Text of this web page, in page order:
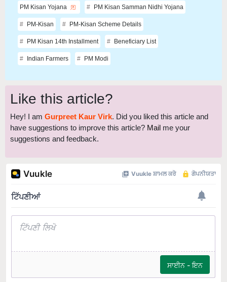
PM Kisan Yojana PM Kisan Samman Nidhi Yojana
PM-Kisan PM-Kisan Scheme Details
PM Kisan 14th Installment Beneficiary List
Indian Farmers PM Modi
Like this article?
Hey! I am Gurpreet Kaur Virk. Did you liked this article and
have suggestions to improve this article? Mail me your
suggestions and feedback.